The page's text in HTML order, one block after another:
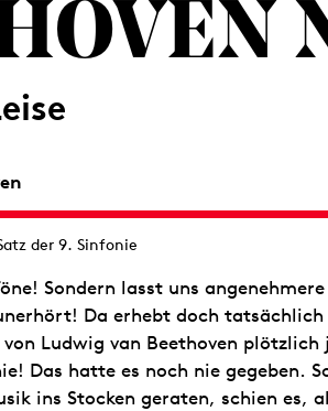
der 9. Sinfonie
Sondern lasst uns
Da erhebt doch
Ludwig van Beethoven
Das hatte es noch nie gegeben.
ins Stocken geraten, schien es,